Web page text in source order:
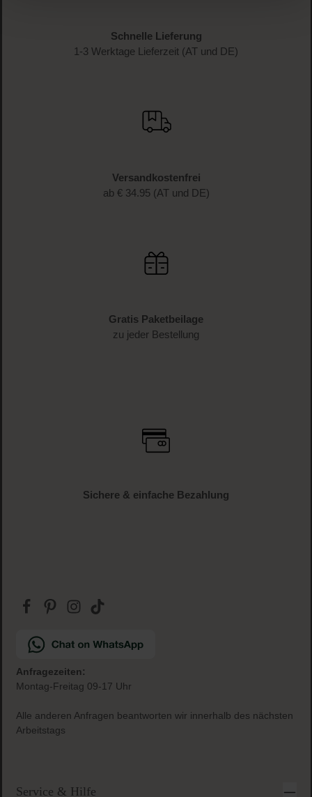
Schnelle Lieferung
1-3 Werktage Lieferzeit (AT und DE)
Versandkostenfrei
ab € 34.95 (AT und DE)
Gratis Paketbeilage
zu jeder Bestellung
Sichere & einfache Bezahlung
Anfragezeiten:
Montag-Freitag 09-17 Uhr
Alle anderen Anfragen beantworten wir innerhalb des nächsten
Arbeitstags
Service & Hilfe